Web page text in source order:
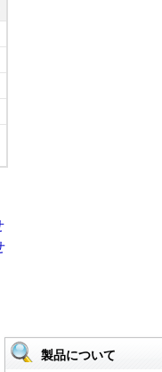
製品について